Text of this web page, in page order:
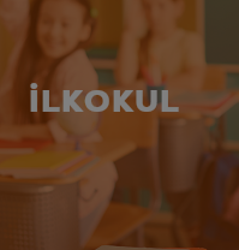
İLKOKUL